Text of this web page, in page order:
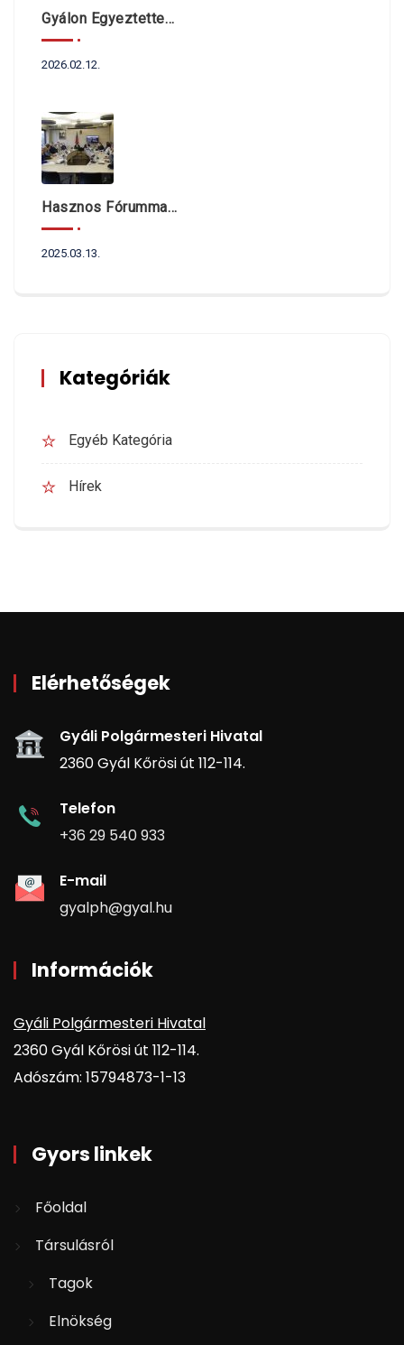
Gyálon Egyeztettek Dr. Navracsics Tibor Miniszterrel A Fővárosi Agglomeráció Önkormányzatait Érintő Kérdésekről
2026.02.12.
Hasznos Fórummal Indult Az Év
2025.03.13.
Kategóriák
Egyéb Kategória
Hírek
Elérhetőségek
Gyáli Polgármesteri Hivatal
2360 Gyál Kőrösi út 112-114.
Telefon
+36 29 540 933
E-mail
gyalph@gyal.hu
Információk
Gyáli Polgármesteri Hivatal
2360 Gyál Kőrösi út 112-114.
Adószám: 15794873-1-13
Gyors linkek
Főoldal
Társulásról
Tagok
Elnökség